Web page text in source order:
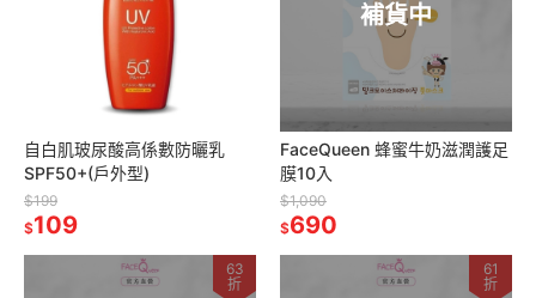
自白肌玻尿酸高係數防曬乳
SPF50+(戶外型)
$199
$109
補貨中
FaceQueen 蜂蜜牛奶滋潤護足
膜10入
$1,090
$690
63
折
61
折